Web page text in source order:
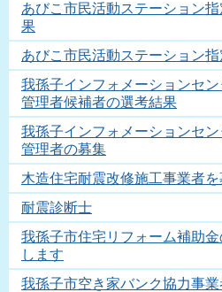
あびこ市民活動ステーション
果
あびこ市民活動ステーション
我孫子インフォメーションセ
管理者候補者の選考結果
我孫子インフォメーションセ
管理者の募集
木造住宅耐震改修施工事業者
耐震診断士
我孫子市住宅リフォーム補助
します
我孫子市空き家バンク協力事